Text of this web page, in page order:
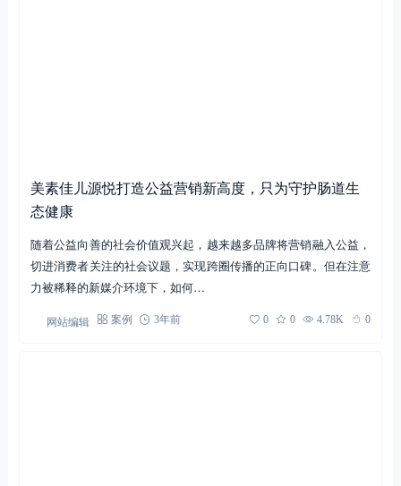
美素佳儿源悦打造公益营销新高度，只为守护肠道生
态健康
随着公益向善的社会价值观兴起，越来越多品牌将营销融入公益，
切进消费者关注的社会议题，实现跨圈传播的正向口碑。但在注意
力被稀释的新媒介环境下，如何…
网站编辑 案例 3年前 0 0 4.78K 0